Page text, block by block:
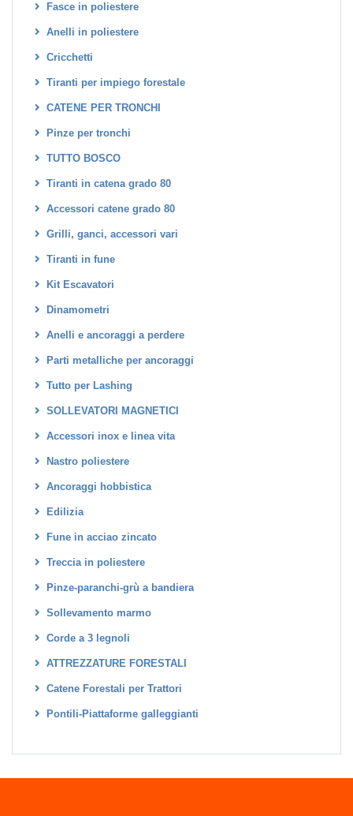
Fasce in poliestere
Anelli in poliestere
Cricchetti
Tiranti per impiego forestale
CATENE PER TRONCHI
Pinze per tronchi
TUTTO BOSCO
Tiranti in catena grado 80
Accessori catene grado 80
Grilli, ganci, accessori vari
Tiranti in fune
Kit Escavatori
Dinamometri
Anelli e ancoraggi a perdere
Parti metalliche per ancoraggi
Tutto per Lashing
SOLLEVATORI MAGNETICI
Accessori inox e linea vita
Nastro poliestere
Ancoraggi hobbistica
Edilizia
Fune in acciao zincato
Treccia in poliestere
Pinze-paranchi-grù a bandiera
Sollevamento marmo
Corde a 3 legnoli
ATTREZZATURE FORESTALI
Catene Forestali per Trattori
Pontili-Piattaforme galleggianti